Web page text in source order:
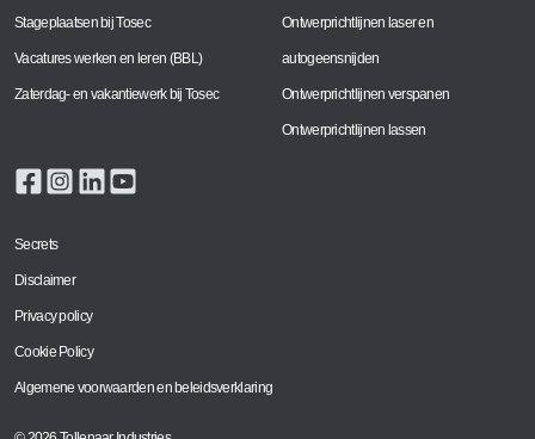
Stageplaatsen bij Tosec
Vacatures werken en leren (BBL)
Zaterdag- en vakantiewerk bij Tosec
Ontwerprichtlijnen laser en
autogeensnijden
Ontwerprichtlijnen verspanen
Ontwerprichtlijnen lassen
Secrets
Disclaimer
Privacy policy
Cookie Policy
Algemene voorwaarden en beleidsverklaring